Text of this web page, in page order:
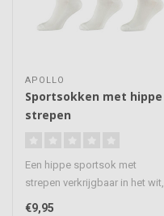
APOLLO
Sportsokken met hippe
strepen
Een hippe sportsok met
strepen verkrijgbaar in het wit,
zwart en grijs. De sokke..
€9,95